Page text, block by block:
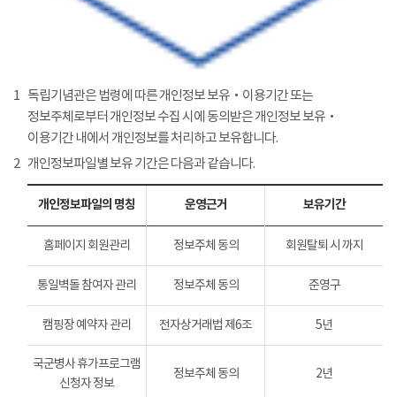
1 독립기념관은 법령에 따른 개인정보 보유‧이용기간 또는
정보주체로부터 개인정보 수집 시에 동의받은 개인정보 보유‧
이용기간 내에서 개인정보를 처리하고 보유합니다.
2 개인정보파일별 보유 기간은 다음과 같습니다.
개인정보파일의 명칭 운영근거 보유기간
홈페이지 회원관리 정보주체 동의 회원탈퇴 시 까지
통일벽돌 참여자 관리 정보주체 동의 준영구
캠핑장 예약자 관리 전자상거래법 제6조 5년
국군병사 휴가프로그램
신청자 정보
정보주체 동의 2년